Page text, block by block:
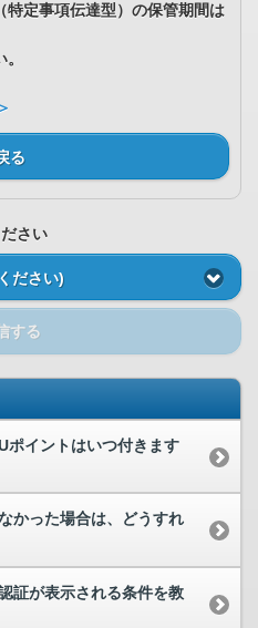
定事項伝達型）の保管期間は
る
さい
ださい)
する
ポイントはいつ付きます
かった場合は、どうすれ
証が表示される条件を教